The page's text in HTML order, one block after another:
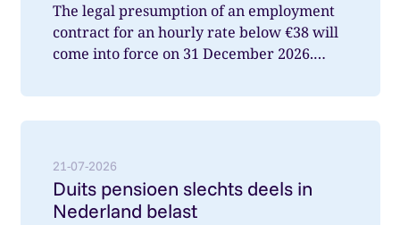
The legal presumption of an employment
contract for an hourly rate below €38 will
come into force on 31 December 2026.
21-07-2026
Duits pensioen slechts deels in
Nederland belast